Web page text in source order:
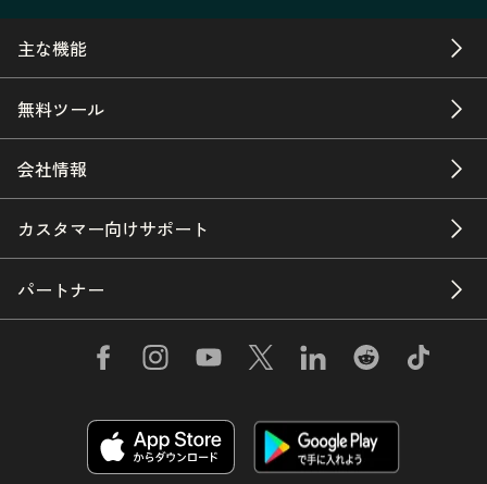
主な機能
無料ツール
会社情報
カスタマー向けサポート
パートナー